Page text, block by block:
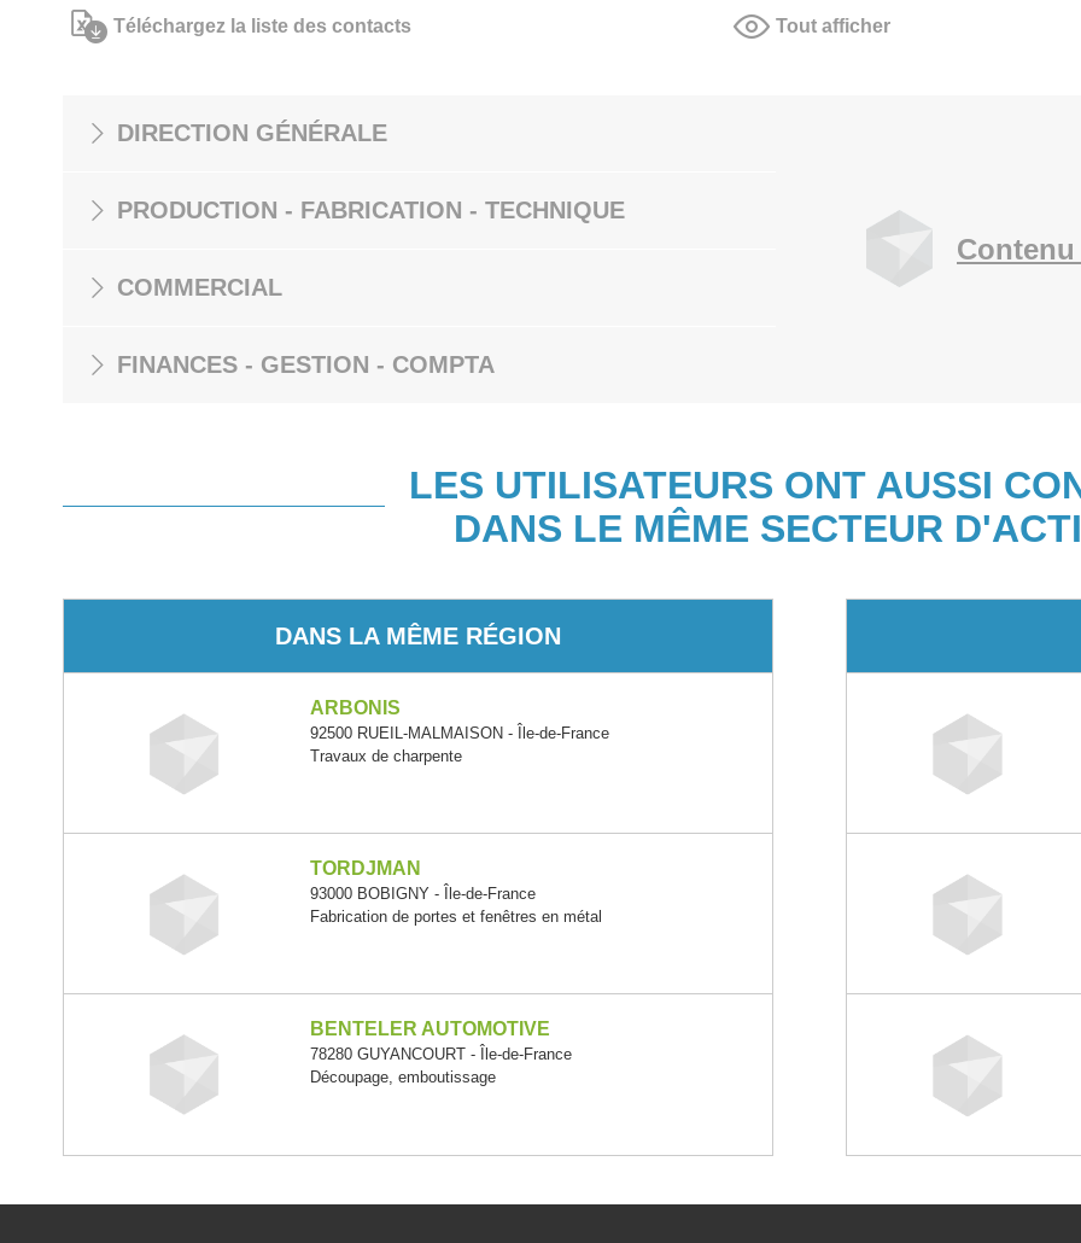
Téléchargez la liste des contacts Tout afficher
DIRECTION GÉNÉRALE
PRODUCTION - FABRICATION - TECHNIQUE
COMMERCIAL
FINANCES - GESTION - COMPTA
LES UTILISATEURS ONT AUSSI
DANS LE MÊME SECTEUR
DANS LA MÊME RÉGION
ARBONIS
92500 RUEIL-MALMAISON - Île-de-France
Travaux de charpente
TORDJMAN
93000 BOBIGNY - Île-de-France
Fabrication de portes et fenêtres en métal
BENTELER AUTOMOTIVE
78280 GUYANCOURT - Île-de-France
Découpage, emboutissage